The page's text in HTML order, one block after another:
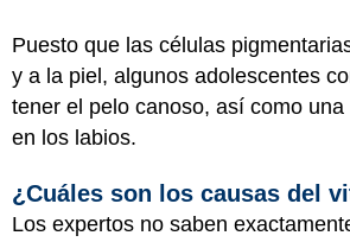
Puesto que las células
y a la piel, algunos adolescentes
tener el pelo canoso, así como
en los labios.
¿Cuáles son los causas del
Los expertos no saben